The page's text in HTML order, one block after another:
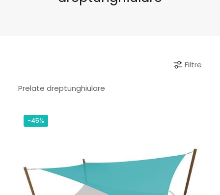
Filtre
Prelate dreptunghiulare
-45%